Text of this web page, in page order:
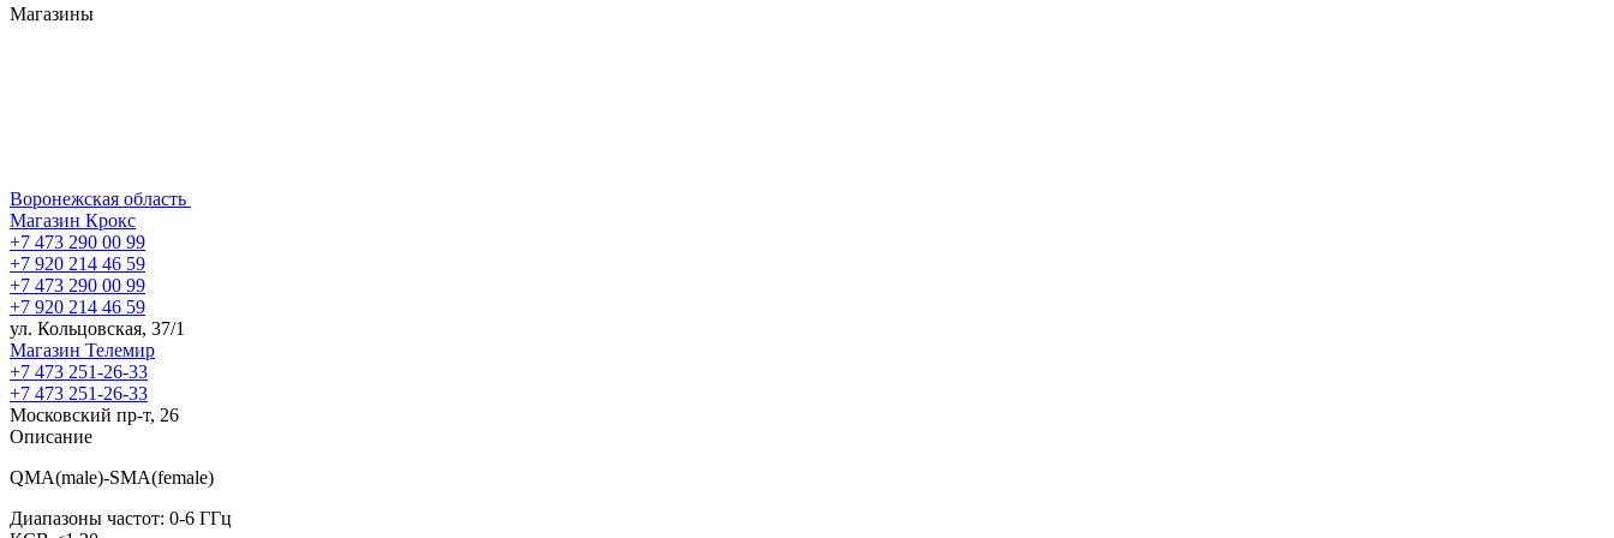
Магазины
Воронежская область
Магазин Крокс
+7 473 290 00 99
+7 920 214 46 59
+7 473 290 00 99
+7 920 214 46 59
ул. Кольцовская, 37/1
Магазин Телемир
+7 473 251-26-33
+7 473 251-26-33
Московский пр-т, 26
Описание
QMA(male)-SMA(female)
Диапазоны частот: 0-6 ГГц